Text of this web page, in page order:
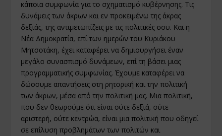
κάποια συμφωνία για το σχηματισμό κυβέρνησης. Τις
δυνάμεις των άκρων και εν προκειμένω της άκρας
δεξιάς, της αντιμετωπίζεις με τις πολιτικές σου. Και η
Νέα Δημοκρατία, επί των ημερών του Κυριάκου
Μητσοτάκη, έχει καταφέρει να δημιουργήσει έναν
μεγάλο συνασπισμό δυνάμεων, επί τη βάσει μιας
προγραμματικής συμφωνίας. Έχουμε καταφέρει να
δώσουμε απαντήσεις στη ρητορική και την πολιτική
των άκρων, μέσα από την πολιτική μας. Μια πολιτική,
που δεν θεωρούμε ότι είναι ούτε δεξιά, ούτε
αριστερή, ούτε κεντρώα, είναι μια πολιτική που οδηγεί
σε επίλυση προβλημάτων των πολιτών και